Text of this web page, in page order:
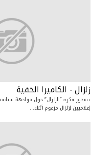
زلزال - الكاميرا الخفية
تتمحور فكرة ”الزلزال” حول مواجهة
إعلاميين لزلزال مزعوم أثناء...